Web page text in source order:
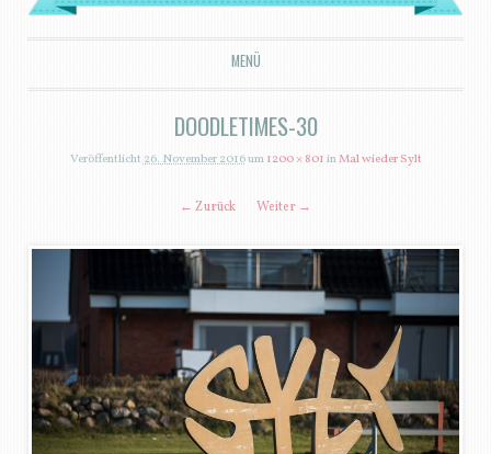
MENÜ
ZUM INHALT SPRINGEN
DOODLETIMES-30
Veröffentlicht26. November 2016um1200 × 801inMal wieder Sylt
← Zurück Weiter →